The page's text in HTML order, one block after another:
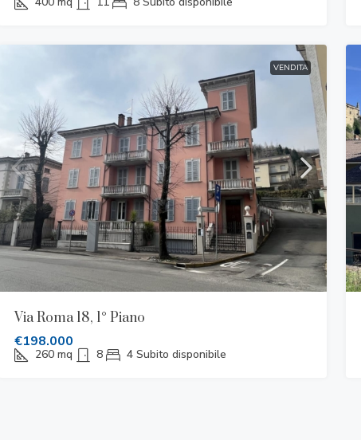
VENDITA
Via Roma 18, 1° Piano
€198.000
260 mq 8 4 Subito disponibile